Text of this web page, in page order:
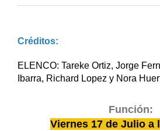
Créditos:
ELENCO: Tareke Ortiz, Jorge
Ibarra, Richard Lopez y Nora
Función:
Viernes 17 de Julio a